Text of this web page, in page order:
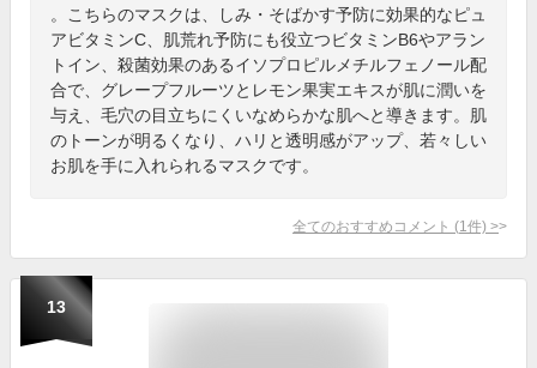
。こちらのマスクは、しみ・そばかす予防に効果的なピュ
アビタミンC、肌荒れ予防にも役立つビタミンB6やアラン
トイン、殺菌効果のあるイソプロピルメチルフェノール配
合で、グレープフルーツとレモン果実エキスが肌に潤いを
与え、毛穴の目立ちにくいなめらかな肌へと導きます。肌
のトーンが明るくなり、ハリと透明感がアップ、若々しい
お肌を手に入れられるマスクです。
全てのおすすめコメント (1 件) >
13